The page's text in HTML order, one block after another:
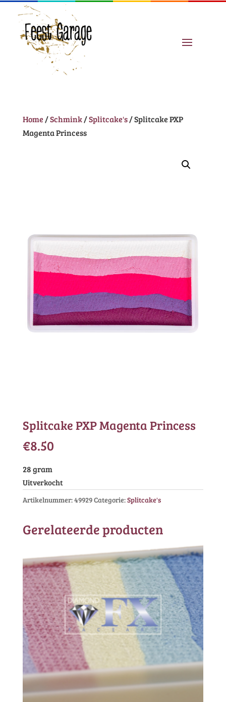
Home /Schmink/Splitcake's/ Splitcake PXP
Magenta Princess
Splitcake PXP Magenta Princess
€8.50
28 gram
Uitverkocht
Artikelnummer:49929Categorie:Splitcake's
Gerelateerde producten